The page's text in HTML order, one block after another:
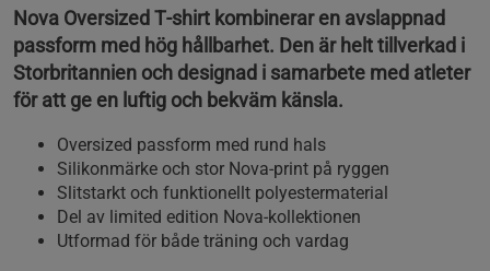
Nova Oversized T‑shirt kombinerar en avslappnad
passform med hög hållbarhet. Den är helt tillverkad i
Storbritannien och designad i samarbete med atleter
för att ge en luftig och bekväm känsla.
Oversized passform med rund hals
Silikonmärke och stor Nova‑print på ryggen
Slitstarkt och funktionellt polyestermaterial
Del av limited edition Nova‑kollektionen
Utformad för både träning och vardag